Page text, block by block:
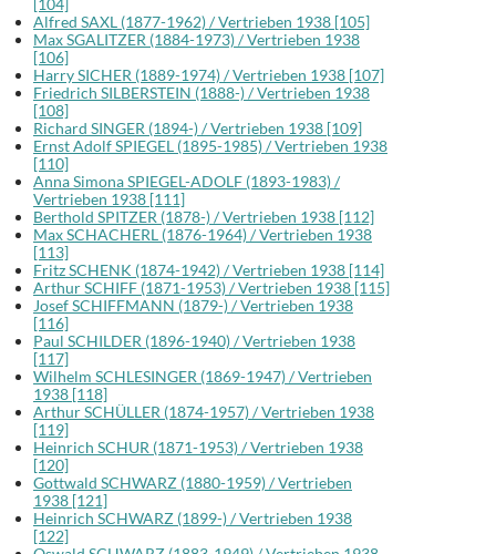
[104]
Alfred SAXL (1877-1962) / Vertrieben 1938 [105]
Max SGALITZER (1884-1973) / Vertrieben 1938
[106]
Harry SICHER (1889-1974) / Vertrieben 1938 [107]
Friedrich SILBERSTEIN (1888-) / Vertrieben 1938
[108]
Richard SINGER (1894-) / Vertrieben 1938 [109]
Ernst Adolf SPIEGEL (1895-1985) / Vertrieben 1938
[110]
Anna Simona SPIEGEL-ADOLF (1893-1983) /
Vertrieben 1938 [111]
Berthold SPITZER (1878-) / Vertrieben 1938 [112]
Max SCHACHERL (1876-1964) / Vertrieben 1938
[113]
Fritz SCHENK (1874-1942) / Vertrieben 1938 [114]
Arthur SCHIFF (1871-1953) / Vertrieben 1938 [115]
Josef SCHIFFMANN (1879-) / Vertrieben 1938
[116]
Paul SCHILDER (1896-1940) / Vertrieben 1938
[117]
Wilhelm SCHLESINGER (1869-1947) / Vertrieben
1938 [118]
Arthur SCHÜLLER (1874-1957) / Vertrieben 1938
[119]
Heinrich SCHUR (1871-1953) / Vertrieben 1938
[120]
Gottwald SCHWARZ (1880-1959) / Vertrieben
1938 [121]
Heinrich SCHWARZ (1899-) / Vertrieben 1938
[122]